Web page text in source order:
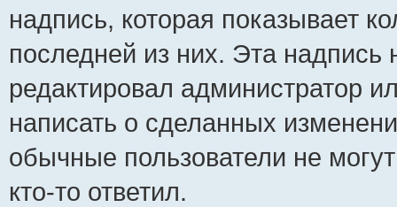
надпись, которая показывает
последней из них. Эта
редактировал администратор
написать о сделанных
обычные пользователи не
кто-то ответил.